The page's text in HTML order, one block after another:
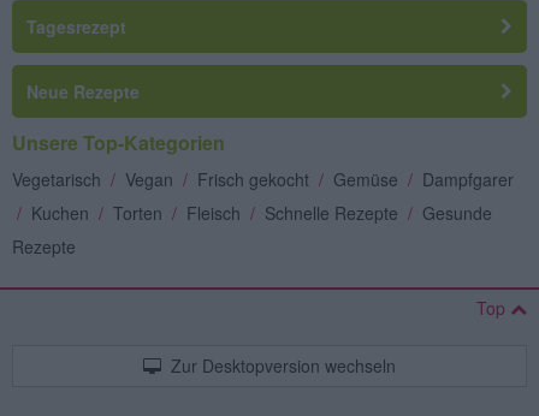
Tagesrezept
Neue Rezepte
Unsere Top-Kategorien
Vegetarisch / Vegan / Frisch gekocht / Gemüse / Dampfgarer
/ Kuchen / Torten / Fleisch / Schnelle Rezepte / Gesunde
Rezepte
Top
Zur Desktopversion wechseln